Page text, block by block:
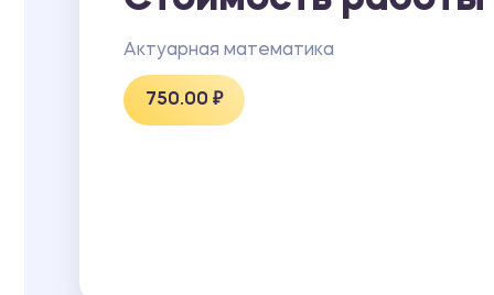
Актуарная математика
750.00 ₽